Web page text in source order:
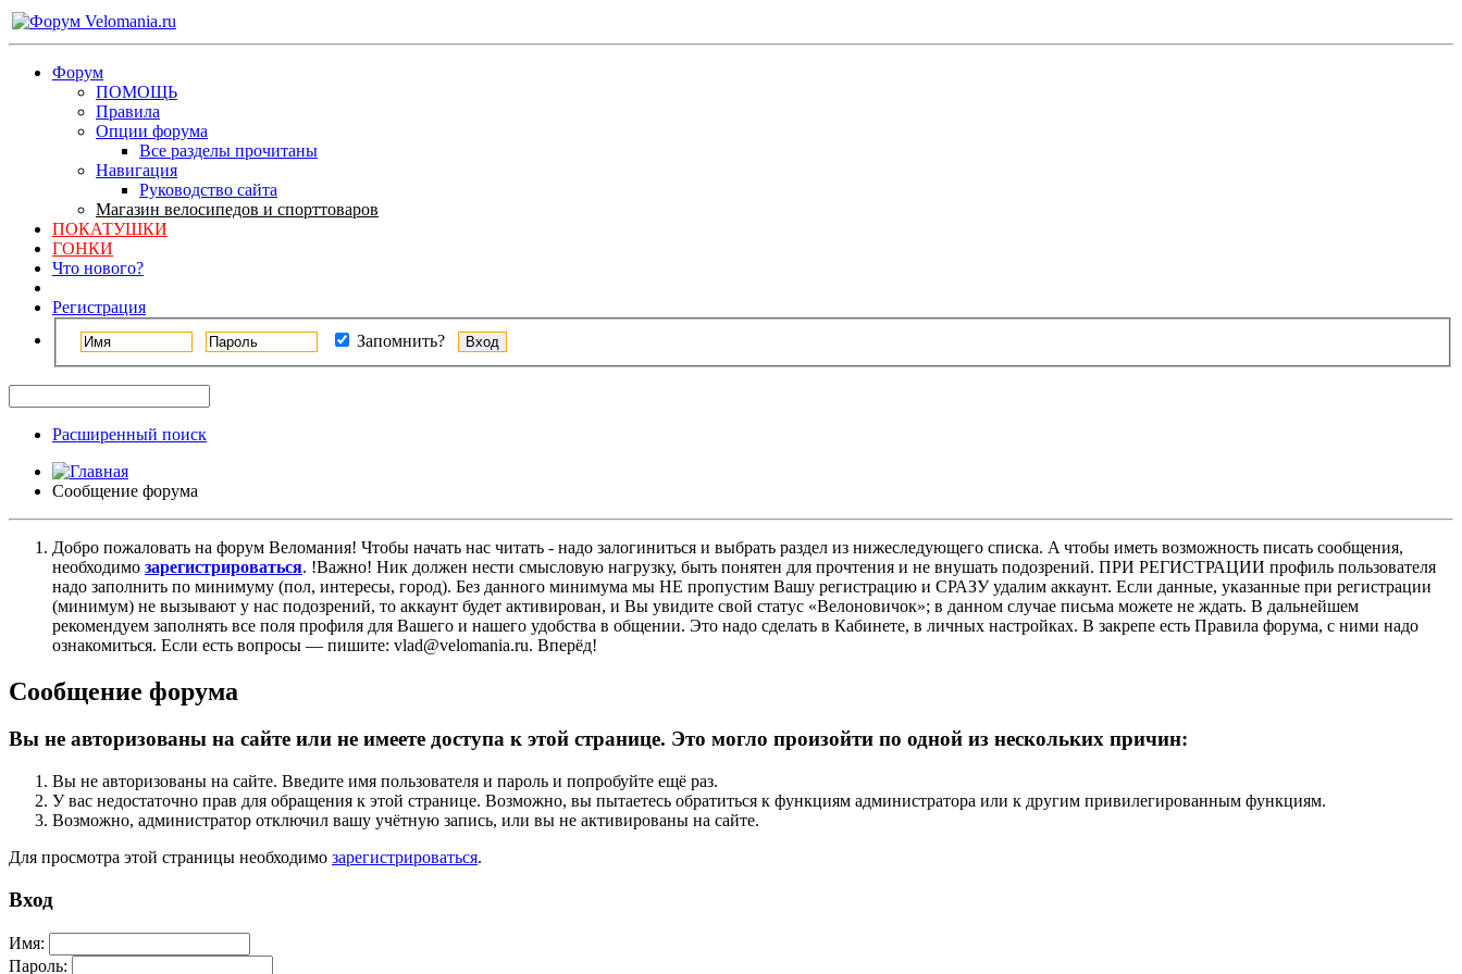
Форум
ПОМОЩЬ
Правила
Опции форума
Все разделы прочитаны
Навигация
Руководство сайта
Магазин велосипедов и спорттоваров
ПОКАТУШКИ
ГОНКИ
Что нового?
Регистрация
Запомнить?
Расширенный поиск
Сообщение форума
Добро пожаловать на форум Веломания! Чтобы начать нас читать - надо залогиниться и выбрать раздел из нижеследующего списка. A чтобы иметь возможность писать сообщения,
необходимо зарегистрироваться. !Важно! Ник должен нести смысловую нагрузку, быть понятен для прочтения и не внушать подозрений. ПРИ РЕГИСТРАЦИИ профиль пользователя
надо заполнить по минимуму (пол, интересы, город). Без данного минимума мы НЕ пропустим Вашу регистрацию и СРАЗУ удалим аккаунт. Если данные, указанные при регистрации
(минимум) не вызывают у нас подозрений, то аккаунт будет активирован, и Вы увидите свой статус «Велоновичок»; в данном случае письма можете не ждать. В дальнейшем
рекомендуем заполнять все поля профиля для Вашего и нашего удобства в общении. Это надо сделать в Кабинете, в личных настройках. В закрепе есть Правила форума, с ними надо
ознакомиться. Если есть вопросы — пишите: vlad@velomania.ru. Вперёд!
Сообщение форума
Вы не авторизованы на сайте или не имеете доступа к этой странице. Это могло произойти по одной из нескольких причин:
Вы не авторизованы на сайте. Введите имя пользователя и пароль и попробуйте ещё раз.
У вас недостаточно прав для обращения к этой странице. Возможно, вы пытаетесь обратиться к функциям администратора или к другим привилегированным функциям.
Возможно, администратор отключил вашу учётную запись, или вы не активированы на сайте.
Для просмотра этой страницы необходимо зарегистрироваться.
Вход
Имя:
Пароль: